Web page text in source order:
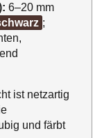
6–20 mm
;
ist netzartig
und färbt